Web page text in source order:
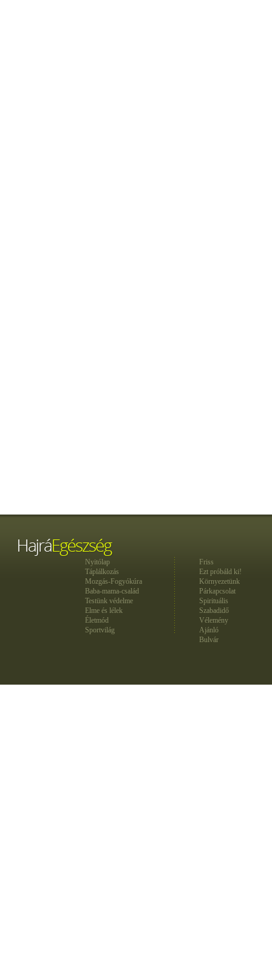
Nyitólap
Táplálkozás
Mozgás-Fogyókúra
Baba-mama-család
Testünk védelme
Elme és lélek
Életmód
Sportvilág
Friss
Ezt próbáld ki!
Környezetünk
Párkapcsolat
Spirituális
Szabadidő
Vélemény
Ajánló
Bulvár